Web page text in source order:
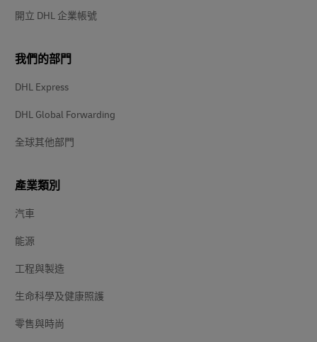
開立 DHL 企業帳號
我們的部門
DHL Express
DHL Global Forwarding
全球其他部門
產業類別
汽車
能源
工程與製造
生命科學及健康照護
零售與時尚